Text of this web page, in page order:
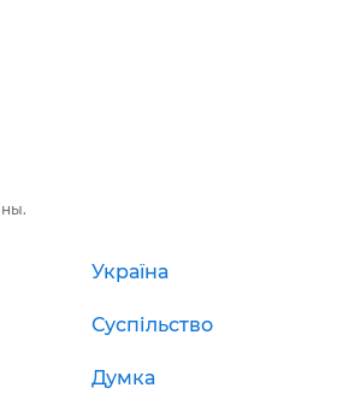
Україна
Суспільство
Думка